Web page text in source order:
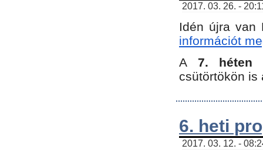
2017. 03. 26. -
Idén újra van
információt
A 7. héten
csütörtökön is
6. heti
2017. 03. 12. -